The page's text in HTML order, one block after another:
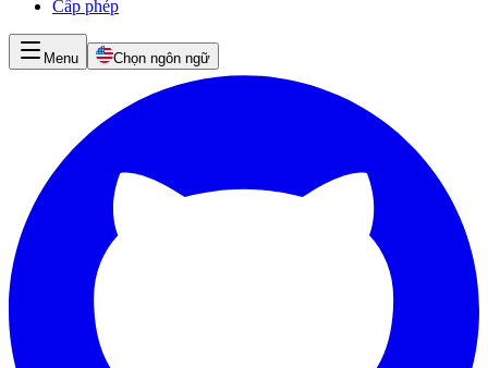
Cấp phép
Menu Chọn ngôn ngữ